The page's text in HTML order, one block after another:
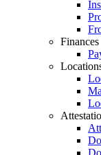
Finances